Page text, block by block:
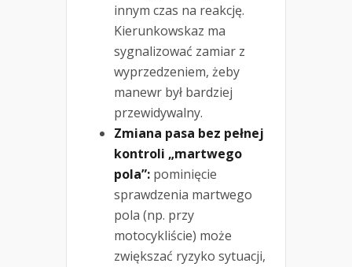
innym czas na reakcję.
Kierunkowskaz ma
sygnalizować zamiar z
wyprzedzeniem, żeby
manewr był bardziej
przewidywalny.
Zmiana pasa bez pełnej
kontroli „martwego
pola”: pominięcie
sprawdzenia martwego
pola (np. przy
motocykliście) może
zwiększać ryzyko sytuacji,